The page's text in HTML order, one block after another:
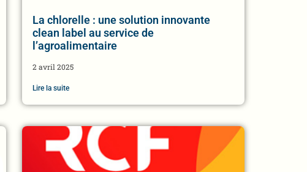
La chlorelle : une solution innovante
clean label au service de
l’agroalimentaire
2 avril 2025
Lire la suite